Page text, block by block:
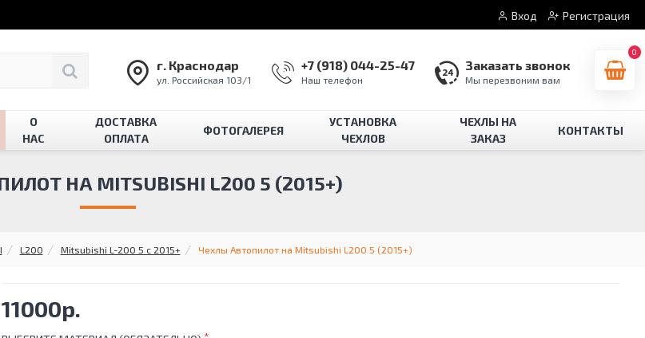
Вход Регистрация
г. Краснодар
ул. Российская 103/1
+7 (918) 044-25-47
Наш телефон
Заказать звонок
Мы перезвоним вам
0
О
НАС
ДОСТАВКА
ОПЛАТА
ФОТОГАЛЕРЕЯ
УСТАНОВКА
ЧЕХЛОВ
ЧЕХЛЫ НА
ЗАКАЗ
КОНТАКТЫ
L200 Mitsubishi L-200 5 с 2015+ Чехлы Автопилот на Mitsubishi L200 5 (2015+)
НА MITSUBISHI L200 5 (2015+)
11000р.